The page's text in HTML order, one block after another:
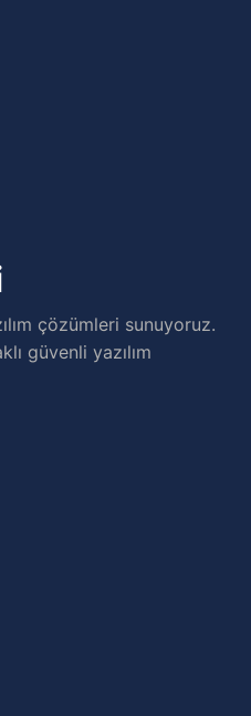
çözümleri sunuyoruz.
güvenli yazılım